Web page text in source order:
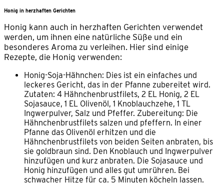
Honig in herzhaften Gerichten
Honig kann auch in herzhaften Gerichten verwendet
werden, um ihnen eine natürliche Süße und ein
besonderes Aroma zu verleihen. Hier sind einige
Rezepte, die Honig verwenden:
Honig-Soja-Hähnchen: Dies ist ein einfaches und
leckeres Gericht, das in der Pfanne zubereitet wird.
Zutaten: 4 Hähnchenbrustfilets, 2 EL Honig, 2 EL
Sojasauce, 1 EL Olivenöl, 1 Knoblauchzehe, 1 TL
Ingwerpulver, Salz und Pfeffer. Zubereitung: Die
Hähnchenbrustfilets salzen und pfeffern. In einer
Pfanne das Olivenöl erhitzen und die
Hähnchenbrustfilets von beiden Seiten anbraten, bis
sie goldbraun sind. Den Knoblauch und Ingwerpulver
hinzufügen und kurz anbraten. Die Sojasauce und
Honig hinzufügen und alles gut umrühren. Bei
schwacher Hitze für ca. 5 Minuten köcheln lassen.